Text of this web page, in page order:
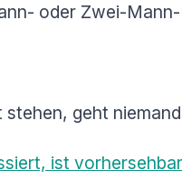
oder Zwei-
geht
ist